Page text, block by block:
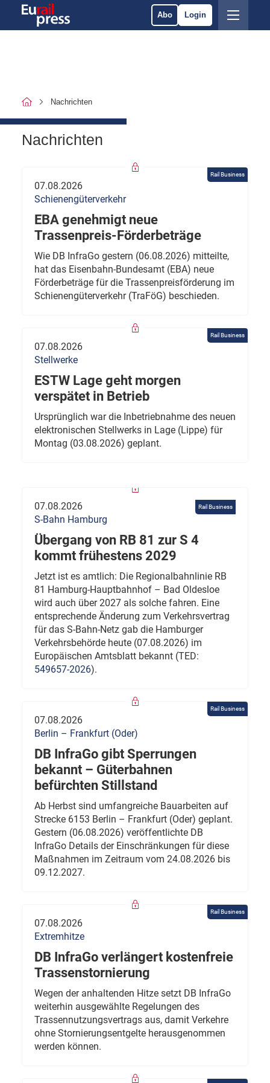
Abo Login
Nachrichten
Nachrichten
Rail Business
07.08.2026
Schienengüterverkehr
EBA genehmigt neue
Trassenpreis-Förderbeträge
Wie DB InfraGo gestern (06.08.2026) mitteilte,
hat das Eisenbahn-Bundesamt (EBA) neue
Förderbeträge für die Trassenpreisförderung im
Schienengüterverkehr (TraFöG) beschieden.
Rail Business
07.08.2026
Stellwerke
ESTW Lage geht morgen
verspätet in Betrieb
Ursprünglich war die Inbetriebnahme des neuen
elektronischen Stellwerks in Lage (Lippe) für
Montag (03.08.2026) geplant.
Rail Business
07.08.2026
S-Bahn Hamburg
Übergang von RB 81 zur S 4
kommt frühestens 2029
Jetzt ist es amtlich: Die Regionalbahnlinie RB
81 Hamburg-Hauptbahnhof – Bad Oldesloe
wird auch über 2027 als solche fahren. Eine
entsprechende Änderung zum Verkehrsvertrag
für das S-Bahn-Netz gab die Hamburger
Verkehrsbehörde heute (07.08.2026) im
Europäischen Amtsblatt bekannt (TED:
549657-2026).
Rail Business
07.08.2026
Berlin – Frankfurt (Oder)
DB InfraGo gibt Sperrungen
bekannt – Güterbahnen
befürchten Stillstand
Ab Herbst sind umfangreiche Bauarbeiten auf
Strecke 6153 Berlin – Frankfurt (Oder) geplant.
Gestern (06.08.2026) veröffentlichte DB
InfraGo Details der Einschränkungen für diese
Maßnahmen im Zeitraum vom 24.08.2026 bis
09.12.2027.
Rail Business
07.08.2026
Extremhitze
DB InfraGo verlängert kostenfreie
Trassenstornierung
Wegen der anhaltenden Hitze setzt DB InfraGo
weiterhin ausgewählte Regelungen des
Trassennutzungsvertrags aus, damit Verkehre
ohne Stornierungsentgelte herausgenommen
werden können.